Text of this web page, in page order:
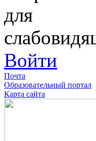
Войти
Почта
Образовательный портал
Карта сайта